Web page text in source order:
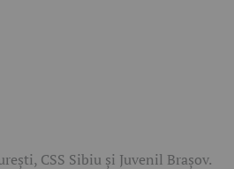
CSS Sibiu și Juvenil Brașov.